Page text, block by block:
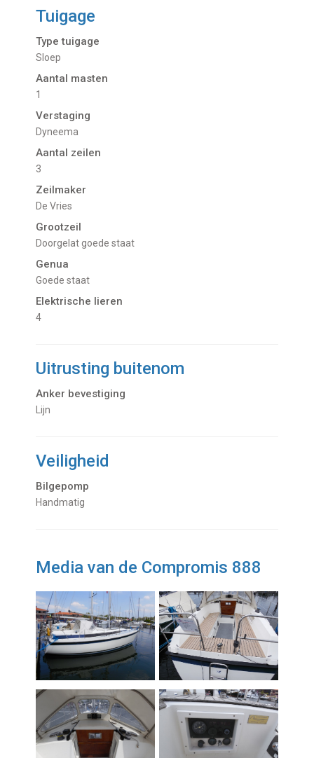
Tuigage
Type tuigage
Sloep
Aantal masten
1
Verstaging
Dyneema
Aantal zeilen
3
Zeilmaker
De Vries
Grootzeil
Doorgelat goede staat
Genua
Goede staat
Elektrische lieren
4
Uitrusting buitenom
Anker bevestiging
Lijn
Veiligheid
Bilgepomp
Handmatig
Media van de Compromis 888